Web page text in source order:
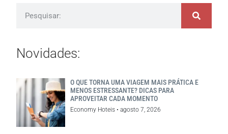
Novidades:
O QUE TORNA UMA VIAGEM MAIS PRÁTICA E
MENOS ESTRESSANTE? DICAS PARA
APROVEITAR CADA MOMENTO
Economy Hoteis agosto 7, 2026